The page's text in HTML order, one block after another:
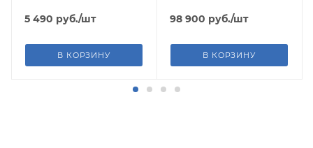
5 490 руб./шт
В КОРЗИНУ
98 900 руб./шт
В КОРЗИНУ